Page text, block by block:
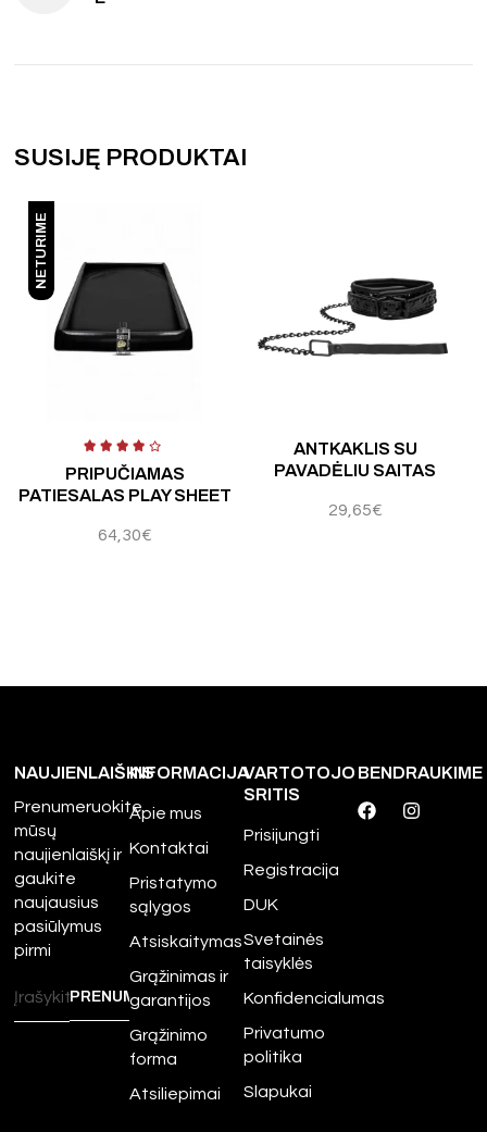
SUSIJĘ PRODUKTAI
NETURIME
PRIPUČIAMAS
PATIESALAS PLAY SHEET
64,30€
ANTKAKLIS SU
PAVADĖLIU SAITAS
29,65€
Įvertinimas:5.00
NAUJIENLAIŠKIS
Prenumeruokite
mūsų
naujienlaiškį ir
gaukite
naujausius
pasiūlymus
pirmi
INFORMACIJA
Apie mus
Kontaktai
Pristatymo
sąlygos
Atsiskaitymas
Grąžinimas ir
garantijos
Grąžinimo
forma
Atsiliepimai
VARTOTOJO
SRITIS
Prisijungti
Registracija
DUK
Svetainės
taisyklės
Konfidencialumas
Privatumo
politika
Slapukai
BENDRAUKIME